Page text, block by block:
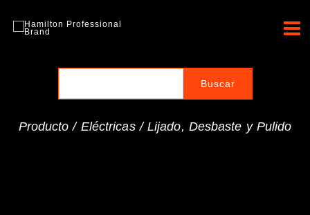
contenido
Producto / Eléctricas/ Lijado, Desbaste y Pulido